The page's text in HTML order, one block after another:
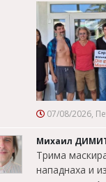
07/08/2026,
Михаил
Трима
нападнаха и